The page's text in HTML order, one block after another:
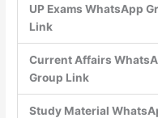
UP Exams WhatsApp
Link
Current Affairs
Group Link
Study Material